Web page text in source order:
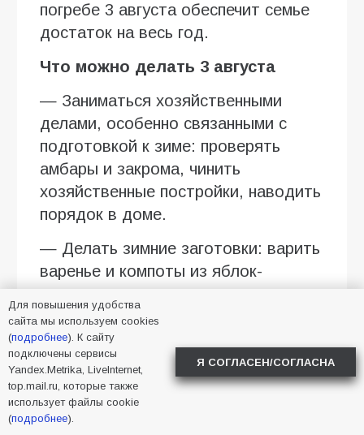
погребе 3 августа обеспечит семье
достаток на весь год.
Что можно делать 3 августа
— Заниматься хозяйственными
делами, особенно связанными с
подготовкой к зиме: проверять
амбары и закрома, чинить
хозяйственные постройки, наводить
порядок в доме.
— Делать зимние заготовки: варить
варенье и компоты из яблок-
— Собирать яблоки для зимних
запасов.
— Начинать новые дела и
осваивать новые навыки: день
считался благоприятным для
Для повышения удобства
сайта мы используем cookies
(подробнее). К сайту
подключены сервисы
Yandex.Metrika, LiveInternet,
top.mail.ru, которые также
использует файлы cookie
(подробнее).
Я СОГЛАСЕН/СОГЛАСНА